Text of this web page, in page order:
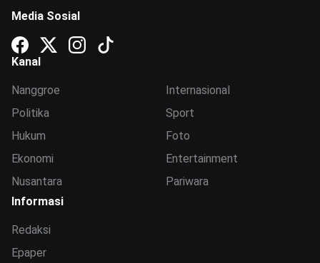
Media Sosial
Kanal
Nanggroe
Politika
Hukum
Ekonomi
Nusantara
Internasional
Sport
Foto
Entertainment
Pariwara
Informasi
Redaksi
Epaper